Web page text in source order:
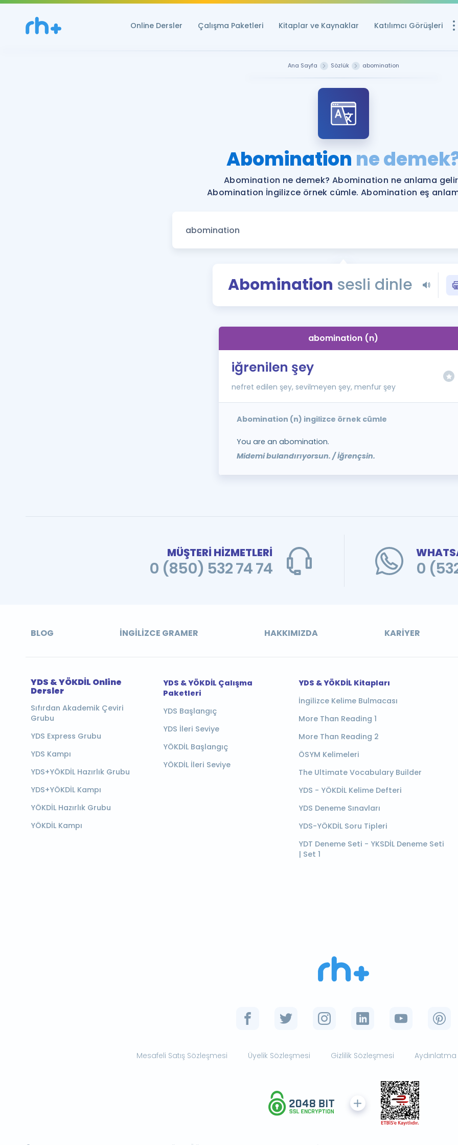
Online Dersler Çalışma Paketleri Kitaplar ve Kaynaklar Katılımcı Görüşleri
Ücretsiz
YDS ve YÖKDİL
YDS ve YÖKDİL'e
Tüm ÖSYM
Blog
YDS - YÖKDİL
İngilizce
Ana Sayfa Sözlük abomination
Abomination ne
Abomination ne demek? Abomination ne anlama
Abomination İngilizce örnek cümle. Abomination eş
Abomination sesli dinle
abomination (n)
iğrenilen şey
nefret edilen şey, sevilmeyen şey, menfur şey
Abomination (n) ingilizce örnek cümle
You are an abomination.
Midemi bulandırıyorsun. / İğrençsin.
MÜŞTERİ HİZMETLERİ
0 (850) 532 74 74 0
BLOG İNGILIZCE GRAMER HAKKIMIZDA KARIYER
YDS & YÖKDİL Online
Dersler
Sıfırdan Akademik Çeviri
Grubu
YDS Express Grubu
YDS Kampı
YDS+YÖKDİL Hazırlık Grubu
YDS+YÖKDİL Kampı
YÖKDİL Hazırlık Grubu
YÖKDİL Kampı
YDS & YÖKDİL Çalışma
Paketleri
YDS Başlangıç
YDS İleri Seviye
YÖKDİL Başlangıç
YÖKDİL İleri Seviye
YDS & YÖKDİL Kitapları
İngilizce Kelime Bulmacası
More Than Reading 1
More Than Reading 2
ÖSYM Kelimeleri
The Ultimate Vocabulary Builder
YDS - YÖKDİL Kelime Defteri
YDS Deneme Sınavları
YDS-YÖKDİL Soru Tipleri
YDT Deneme Seti - YKSDİL Deneme Seti
| Set 1
Mesafeli Satış Sözleşmesi Üyelik Sözleşmesi Gizlilik Sözleşmesi